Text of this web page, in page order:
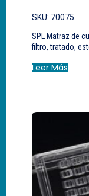
SKU: 70075
SPL Matraz de
filtro, tratado,
Leer Más